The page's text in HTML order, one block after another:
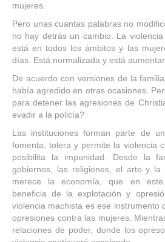
mujeres.
Pero unas cuantas palabras no
no hay detrás un cambio. La violencia
está en todos los ámbitos y las
días. Está normalizada y está
De acuerdo con versiones de la
había agredido en otras ocasiones.
para detener las agresiones de
evadir a la policía?
Las instituciones forman parte de
fomenta, tolera y permite la violencia
posibilita la impunidad. Desde la
gobiernos, las religiones, el arte y la
merece la economía, que en
beneficia de la explotación y
violencia machista es ese instrumento
opresiones contra las mujeres.
relaciones de poder, donde los